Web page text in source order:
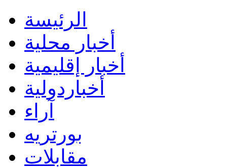
الرئيسة
أخبار محلية
أخبار إقليمية
أخباردولية
آراء
بورتريه
مقابلات